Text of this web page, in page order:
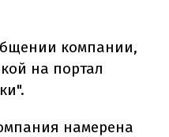
компании,
на портал
намерена